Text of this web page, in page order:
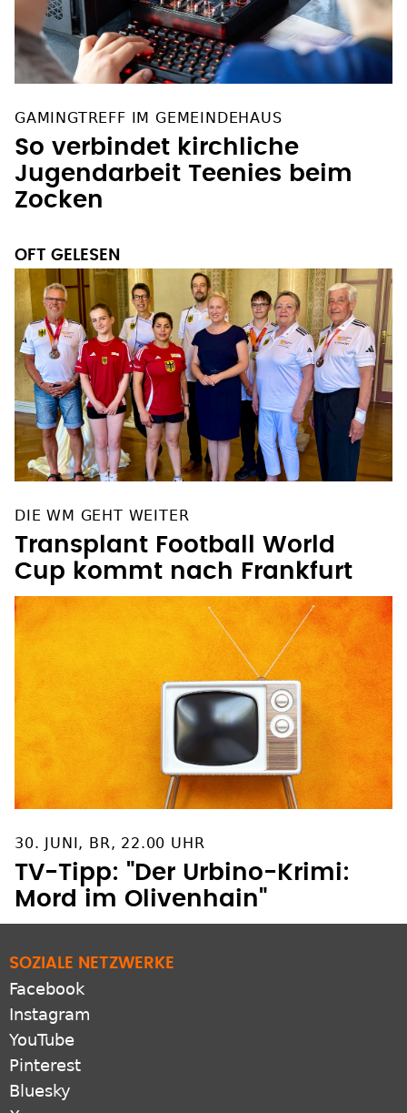
GAMINGTREFF IM GEMEINDEHAUS
So verbindet kirchliche
Jugendarbeit Teenies beim
Zocken
OFT GELESEN
DIE WM GEHT WEITER
Transplant Football World
Cup kommt nach Frankfurt
30. JUNI, BR, 22.00 UHR
TV-Tipp: "Der Urbino-Krimi:
Mord im Olivenhain"
SOZIALE NETZWERKE
Facebook
Instagram
YouTube
Pinterest
Bluesky